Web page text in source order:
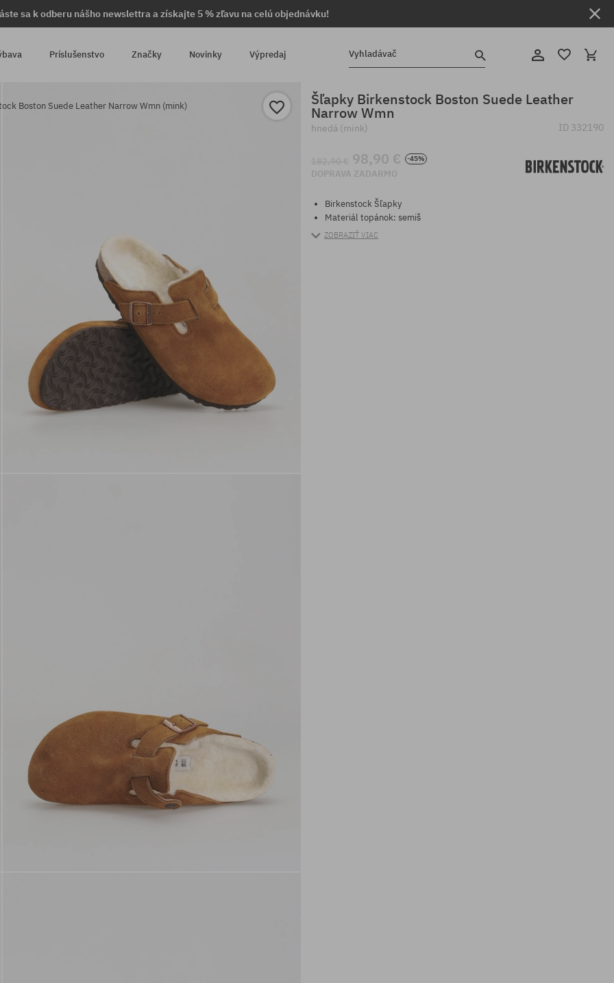
sa k odberu nášho newslettra a získajte 5 % zľavu na celú objednávku!
Príslušenstvo Značky Novinky Výpredaj Vyhladávač
Boston Suede Leather Narrow Wmn (mink) Šľapky Birkenstock Boston Suede Leather
Narrow Wmn
hnedá (mink) ID 332190
182,90 € 98,90 € -45%
DOPRAVA ZADARMO
Birkenstock Šľapky
Materiál topánok: semiš
ZOBRAZIŤ VIAC